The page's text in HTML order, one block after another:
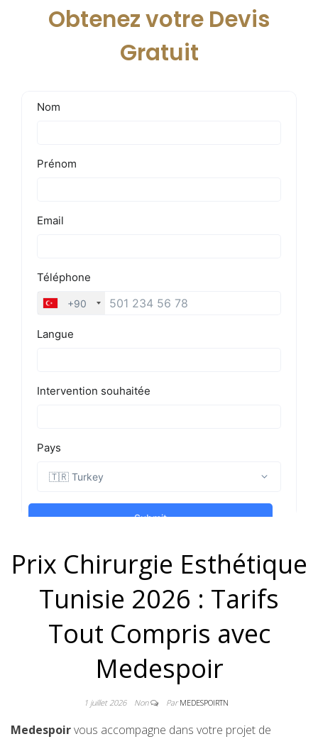
Obtenez votre Devis
Gratuit
Prix Chirurgie Esthétique
Tunisie 2026 : Tarifs
Tout Compris avec
Medespoir
1 juillet 2026 Non ParMEDESPOIRTN
Medespoirvous accompagne dans votre projet de